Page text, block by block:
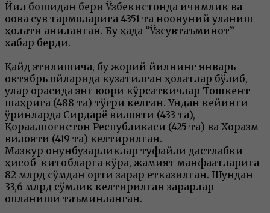
Йил бошидан бери Ўзбекистонда ичимлик ва
оқова сув тармоқларига 4351 та ноқонуний уланиш
ҳолати аниқланган. Бу ҳақда “Ўзсувтаъминот”
хабар берди.
Қайд этилишича, бу жорий йилнинг январь-
октябрь ойларида кузатилган ҳолатлар бўлиб,
улар орасида энг юқори кўрсаткичлар Тошкент
шаҳрига (488 та) тўғри келган. Ундан кейинги
ўринларда Сирдарё вилояти (433 та),
Қорақалпоғистон Республикаси (425 та) ва Хоразм
вилояти (419 та) келтирилган.
Мазкур қонунбузарликлар туфайли дастлабки
ҳисоб-китобларга кўра, жамият манфаатларига
82 млрд сўмдан ортиқ зарар етказилган. Шундан
33,6 млрд сўмлик келтирилган зарарлар
қопланиши таъминланган.